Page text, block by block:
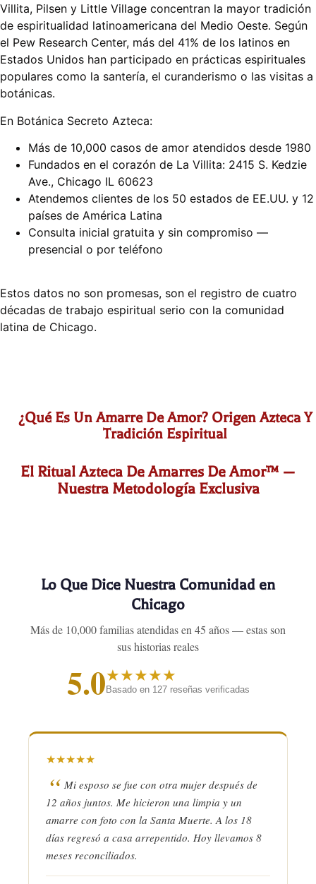
Villita, Pilsen y Little Village concentran la mayor tradición
de espiritualidad latinoamericana del Medio Oeste. Según
el Pew Research Center, más del 41% de los latinos en
Estados Unidos han participado en prácticas espirituales
populares como la santería, el curanderismo o las visitas a
botánicas.
En Botánica Secreto Azteca:
Más de 10,000 casos de amor atendidos desde 1980
Fundados en el corazón de La Villita: 2415 S. Kedzie
Ave., Chicago IL 60623
Atendemos clientes de los 50 estados de EE.UU. y 12
países de América Latina
Consulta inicial gratuita y sin compromiso —
presencial o por teléfono
Estos datos no son promesas, son el registro de cuatro
décadas de trabajo espiritual serio con la comunidad
latina de Chicago.
¿Qué Es Un Amarre De Amor? Origen Azteca Y
Tradición Espiritual
El Ritual Azteca De Amarres De Amor™ —
Nuestra Metodología Exclusiva
Lo Que Dice Nuestra Comunidad en
Chicago
Más de 10,000 familias atendidas en 45 años — estas son
sus historias reales
5.0★★★★★
Basado en 127 reseñas verificadas
★★★★★
Mi esposo se fue con otra mujer después de
12 años juntos. Me hicieron una limpia y un
amarre con foto con la Santa Muerte. A los 18
días regresó a casa arrepentido. Hoy llevamos 8
meses reconciliados.